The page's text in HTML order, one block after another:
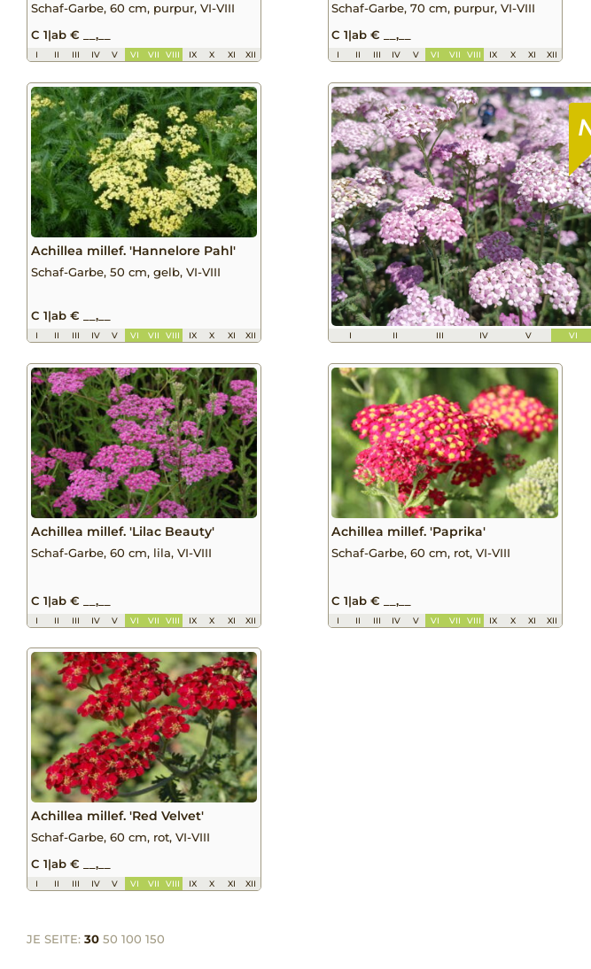
Schaf-Garbe, 60 cm, purpur, VI-VIII
C 1|ab € __,__
I II III IV V VI VII VIII IX X XI XII
Schaf-Garbe, 70 cm, purpur, VI-VIII
C 1|ab € __,__
I II III IV V VI VII VIII IX X XI XII
Achillea millef. 'Hannelore Pahl'
Schaf-Garbe, 50 cm, gelb, VI-VIII
C 1|ab € __,__
I II III IV V VI VII VIII IX X XI XII I II III IV V VI
Achillea millef. 'Lilac Beauty'
Schaf-Garbe, 60 cm, lila, VI-VIII
C 1|ab € __,__
I II III IV V VI VII VIII IX X XI XII
Achillea millef. 'Paprika'
Schaf-Garbe, 60 cm, rot, VI-VIII
C 1|ab € __,__
I II III IV V VI VII VIII IX X XI XII
Achillea millef. 'Red Velvet'
Schaf-Garbe, 60 cm, rot, VI-VIII
C 1|ab € __,__
I II III IV V VI VII VIII IX X XI XII
JE SEITE: 30 50 100 150